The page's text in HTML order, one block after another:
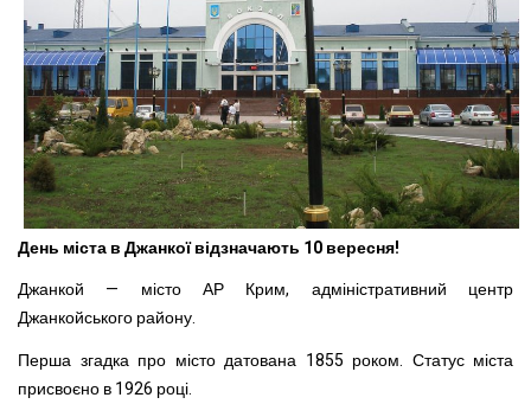
День міста в Джанкої відзначають 10 вересня!
Джанкой — місто АР Крим, адміністративний центр
Джанкойського району.
Перша згадка про місто датована 1855 роком. Статус міста
присвоєно в 1926 році.